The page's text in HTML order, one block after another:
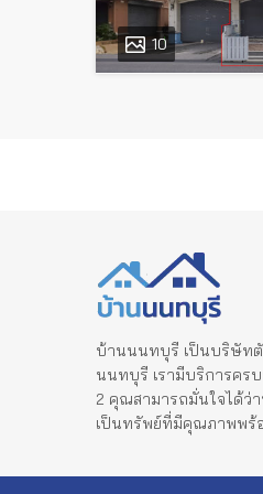
10
บ้านนนทบุรี เป็นบริษัทตั
นนทบุรี เรามีบริการคร
2 คุณสามารถมั่นใจได้ว่
เป็นทรัพย์ที่มีคุณภาพพร้